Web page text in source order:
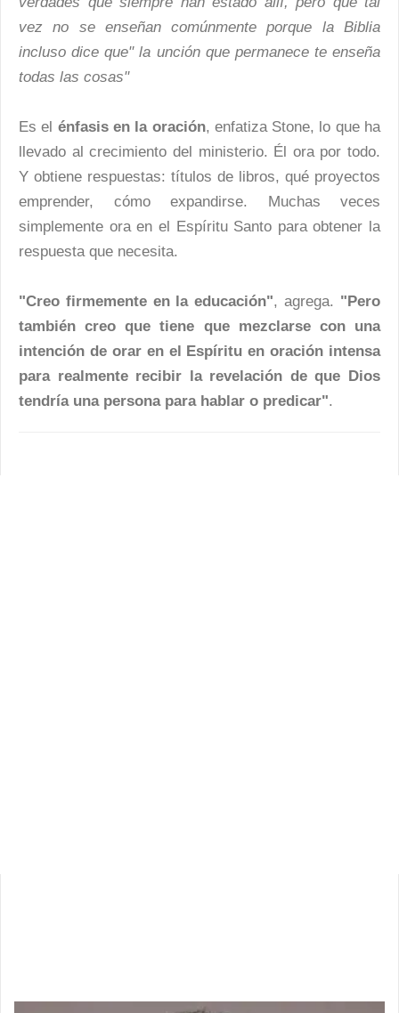
vez no se enseñan comúnmente porque la Biblia
incluso dice que" la unción que permanece te enseña
todas las cosas"
Es el énfasis en la oración, enfatiza Stone, lo que ha
llevado al crecimiento del ministerio. Él ora por todo.
Y obtiene respuestas: títulos de libros, qué proyectos
emprender, cómo expandirse. Muchas veces
simplemente ora en el Espíritu Santo para obtener la
respuesta que necesita.
"Creo firmemente en la educación", agrega. "Pero
también creo que tiene que mezclarse con una
intención de orar en el Espíritu en oración intensa
para realmente recibir la revelación de que Dios
tendría una persona para hablar o predicar".